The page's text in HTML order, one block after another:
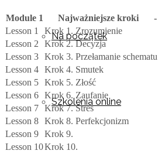
Na początek
Szkolenia online
Module 1 Najważniejsze kroki
-
Lesson 1
Krok 1. Zrozumienie
Lesson 2
Krok 2. Decyzja
Lesson 3 Krok 3. Przełamanie schematu
Lesson 4 Krok 4. Smutek
Lesson 5 Krok 5. Złość
Lesson 6 Krok 6. Zaufanie
Lesson 7 Krok 7. Stres
Lesson 8 Krok 8. Perfekcjonizm
Lesson 9 Krok 9.
Lesson 10Krok 10.